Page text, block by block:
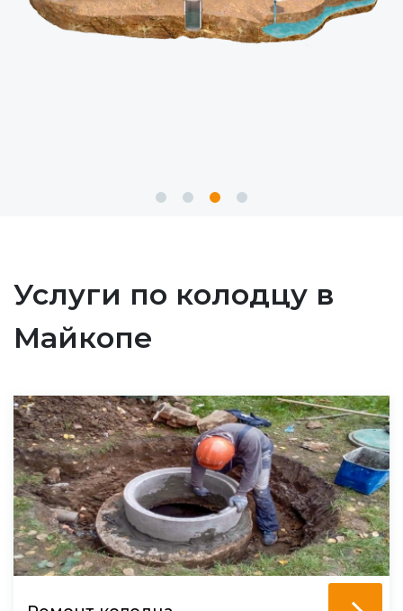
Услуги по колодцу в
Майкопе